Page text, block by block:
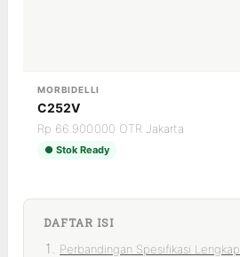
MORBIDELLI
C252V
Rp 66.900.000 OTR Jakarta
● Stok Ready
DAFTAR ISI
Perbandingan Spesifikasi Lengkap